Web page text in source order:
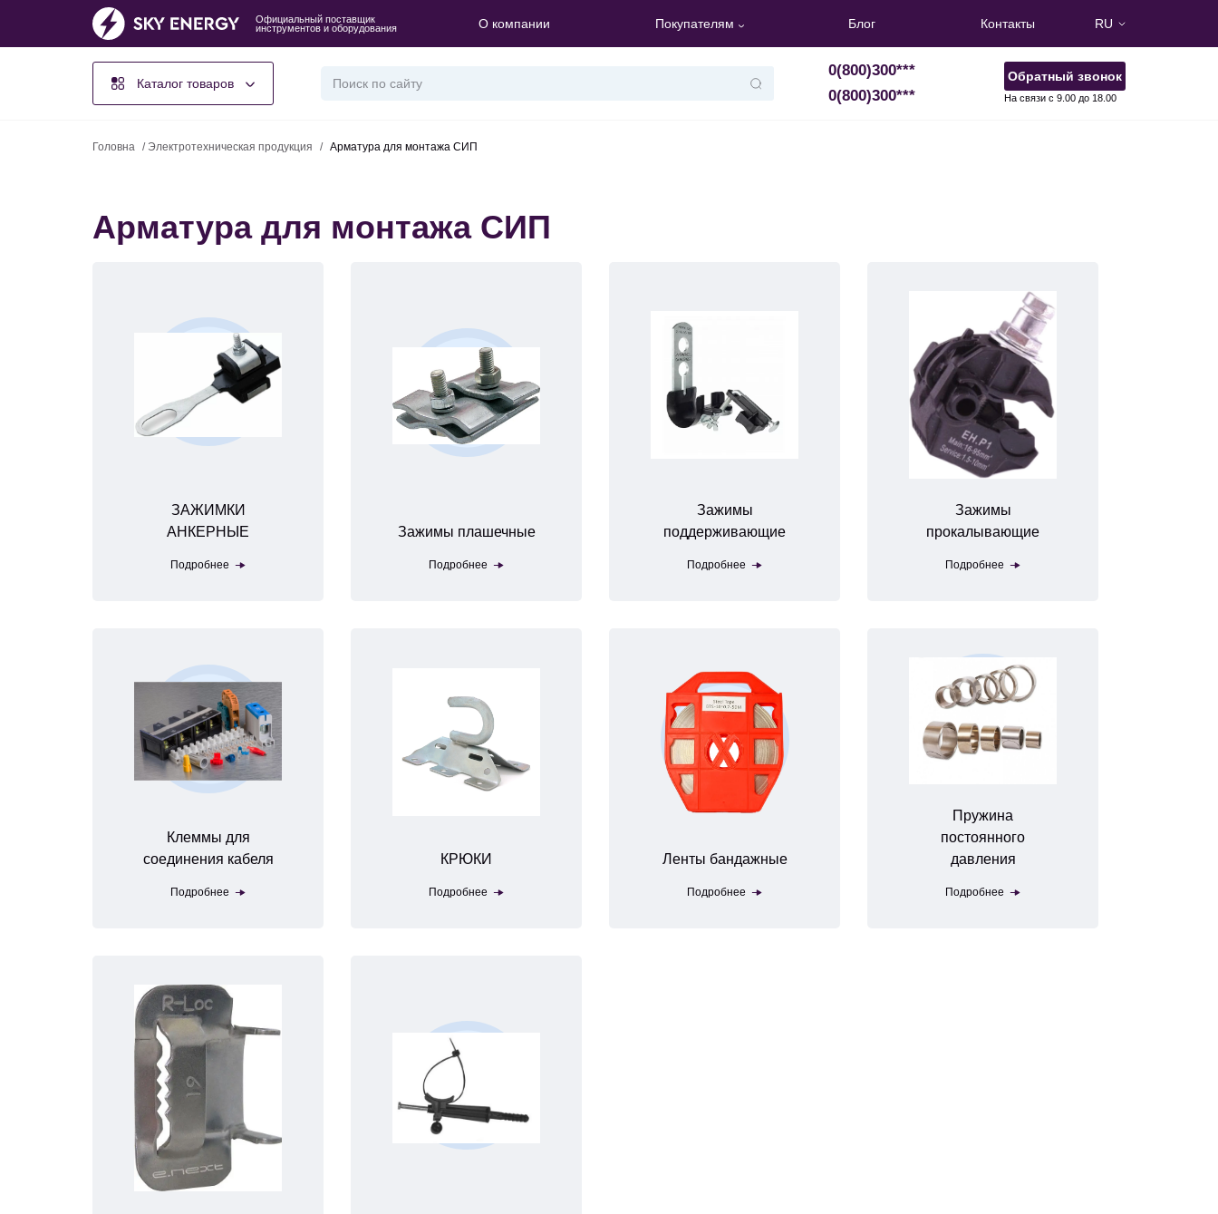
Официальный поставщик
инструментов и оборудования
О компании Покупателям Блог Контакты RU
Каталог товаров
0(800)300***
0(800)300***
Обратный звонок
На связи с 9.00 до 18.00
Головна / Электротехническая продукция / Арматура для монтажа СИП
Арматура для монтажа СИП
ЗАЖИМКИ
АНКЕРНЫЕ
Подробнее
Зажимы плашечные
Подробнее
Зажимы
поддерживающие
Подробнее
Зажимы
прокалывающие
Подробнее
Клеммы для
соединения кабеля
Подробнее
КРЮКИ
Подробнее
Ленты бандажные
Подробнее
Пружина
постоянного
давления
Подробнее